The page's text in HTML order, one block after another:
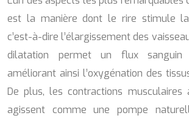
est la manière dont le rire stimule la
c’est-à-dire l’élargissement des
dilatation permet un flux sanguin
améliorant ainsi l’oxygénation des
De plus, les contractions musculaires
agissent comme une pompe